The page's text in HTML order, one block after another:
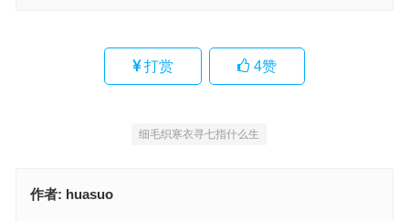
打赏 4赞
细毛织寒衣寻七指什么生
作者: huasuo